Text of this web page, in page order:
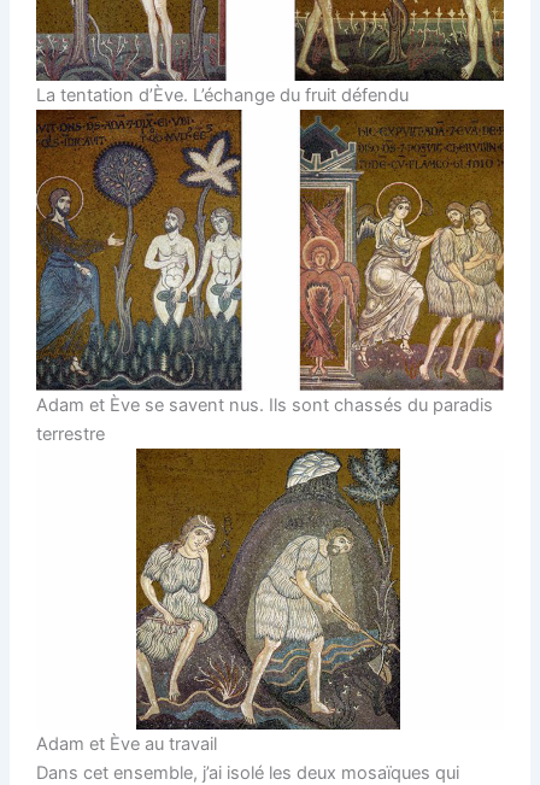
La tentation d’Ève. L’échange du fruit défendu
Adam et Ève se savent nus. Ils sont chassés du paradis
terrestre
Adam et Ève au travail
Dans cet ensemble, j’ai isolé les deux mosaïques qui